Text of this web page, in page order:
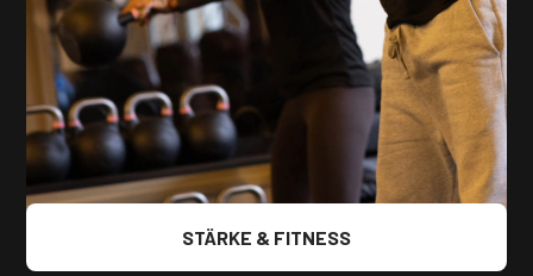
STÄRKE & FITNESS